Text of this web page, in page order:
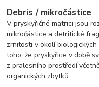
Debris / mikročástice
V pryskyřičné matrici jsou
mikročástice a detritické
zrnitosti v okolí
toho, že pryskyřice v době
z pralesního prostředí
organických zbytků.